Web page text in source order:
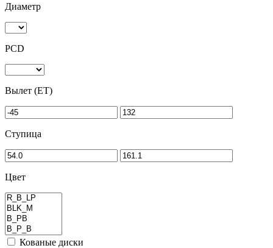
Диаметр
PCD
Вылет (ET)
Ступица
Цвет
Кованые диски